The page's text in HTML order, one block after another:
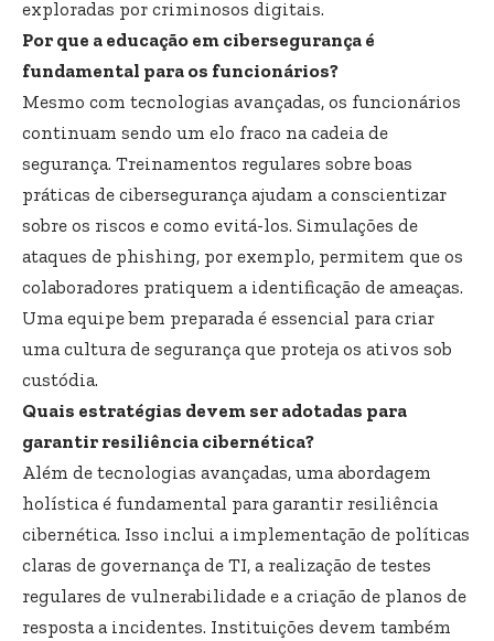
exploradas por criminosos digitais.
Por que a educação em cibersegurança é
fundamental para os funcionários?
Mesmo com tecnologias avançadas, os funcionários
continuam sendo um elo fraco na cadeia de
segurança. Treinamentos regulares sobre boas
práticas de cibersegurança ajudam a conscientizar
sobre os riscos e como evitá-los. Simulações de
ataques de phishing, por exemplo, permitem que os
colaboradores pratiquem a identificação de ameaças.
Uma equipe bem preparada é essencial para criar
uma cultura de segurança que proteja os ativos sob
custódia.
Quais estratégias devem ser adotadas para
garantir resiliência cibernética?
Além de tecnologias avançadas, uma abordagem
holística é fundamental para garantir resiliência
cibernética. Isso inclui a implementação de políticas
claras de governança de TI, a realização de testes
regulares de vulnerabilidade e a criação de planos de
resposta a incidentes. Instituições devem também